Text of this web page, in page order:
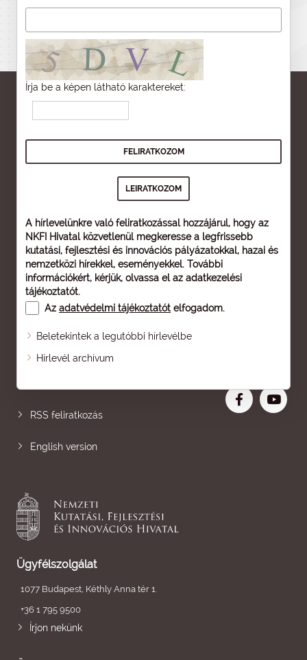
Írja be a képen látható karaktereket:
A hírlevelünkre való feliratkozással hozzájárul, hogy az
NKFI Hivatal közvetlenül megkeresse a legfrissebb
kutatási, fejlesztési és innovációs pályázatokkal, hazai és
nemzetközi hírekkel, eseményekkel. További
információkért, kérjük, olvassa el az adatkezelési
tájékoztatót.
Az adatvédelmi tájékoztatót elfogadom.
Beletekintek a legutóbbi hírlevélbe
Hírlevél archívum
Oldaltérkép
RSS feliratkozás
English version
Ügyfélszolgálat
1077 Budapest, Kéthly Anna tér 1.
+36 1 795 9500
Írjon nekünk